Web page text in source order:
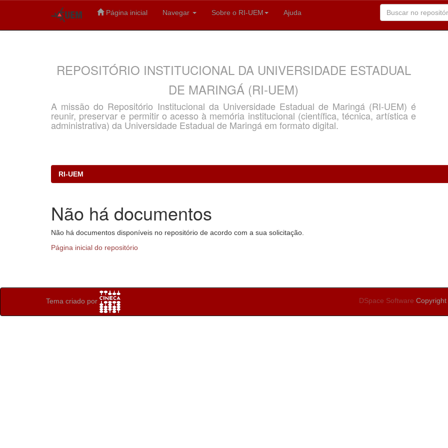
Página inicial Navegar Sobre o RI-UEM Ajuda
REPOSITÓRIO INSTITUCIONAL DA UNIVERSIDADE ESTADUAL
DE MARINGÁ (RI-UEM)
A missão do Repositório Institucional da Universidade Estadual de Maringá (RI-UEM) é
reunir, preservar e permitir o acesso à memória institucional (científica, técnica, artística e
administrativa) da Universidade Estadual de Maringá em formato digital.
RI-UEM
Não há documentos
Não há documentos disponíveis no repositório de acordo com a sua solicitação.
Página inicial do repositório
Tema criado por DSpace Software